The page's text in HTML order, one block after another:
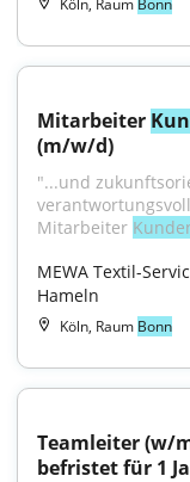
Köln, Raum Bonn
Mitarbeiter
(m/w/d)
"...und
Mitarbeiter
MEWA Textil-
Hameln
Köln, Raum Bonn
Teamleiter (w/
befristet für 1